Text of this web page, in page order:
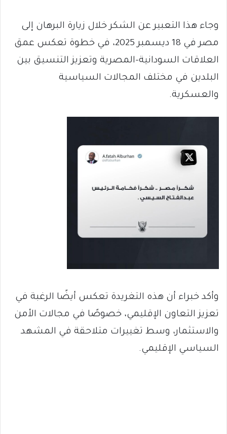
وجاء هذا التعبير عن الشكر خلال زيارة البرهان إلى
مصر في 18 ديسمبر 2025، في خطوة تعكس عمق
العلاقات السودانية–المصرية وتعزيز التنسيق بين
البلدين في مختلف المجالات السياسية
والعسكرية.
وأكد خبراء أن هذه التغريدة تعكس أيضًا الرغبة في
تعزيز التعاون الإقليمي، خصوصًا في مجالات الأمن
والاستثمار، وسط تغييرات متلاحقة في المشهد
السياسي الإقليمي.